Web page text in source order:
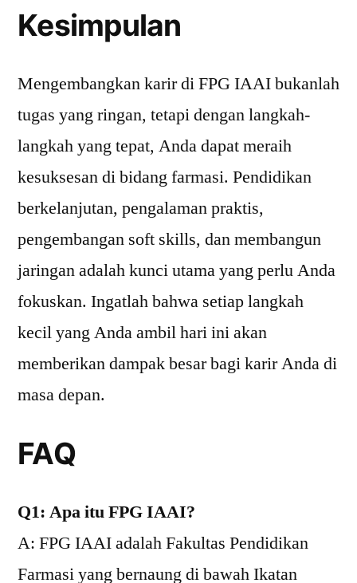
Kesimpulan
Mengembangkan karir di FPG IAAI bukanlah
tugas yang ringan, tetapi dengan langkah-
langkah yang tepat, Anda dapat meraih
kesuksesan di bidang farmasi. Pendidikan
berkelanjutan, pengalaman praktis,
pengembangan soft skills, dan membangun
jaringan adalah kunci utama yang perlu Anda
fokuskan. Ingatlah bahwa setiap langkah
kecil yang Anda ambil hari ini akan
memberikan dampak besar bagi karir Anda di
masa depan.
FAQ
Q1: Apa itu FPG IAAI?
A: FPG IAAI adalah Fakultas Pendidikan
Farmasi yang bernaung di bawah Ikatan